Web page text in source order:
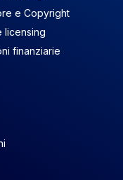
e Copyright
licensing
finanziarie